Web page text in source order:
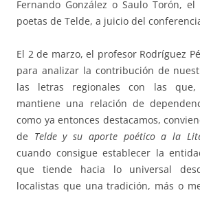
Fernando González o Saulo Torón,
poetas de Telde, a juicio del
El 2 de marzo, el profesor Rodríguez
para analizar la contribución de
las letras regionales con las
mantiene una relación de
como ya entonces destacamos,
de Telde y su aporte poético a la
cuando consigue establecer la
que tiende hacia lo universal
localistas que una tradición, más o